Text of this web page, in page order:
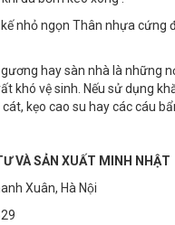
nhỏ ngọn Thân nhựa
hay sàn nhà là những
khó vệ sinh. Nếu sử dụng
kẹo cao su hay các cáu
VÀ SẢN XUẤT MINH NHẬT
Xuân, Hà Nội